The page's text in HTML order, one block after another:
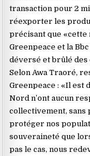
transaction pour 2
réexporter les
précisant que «cette
Greenpeace et la
déversé et brûlé des
Selon Awa Traoré,
Greenpeace : «Il est
Nord n’ont aucun
collectivement, sans
protéger nos
souveraineté que
pas le cas, nous